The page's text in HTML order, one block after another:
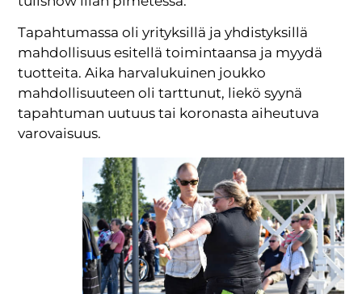
Tapahtumassa oli yrityksillä ja yhdistyksillä
mahdollisuus esitellä toimintaansa ja myydä
tuotteita. Aika harvalukuinen joukko
mahdollisuuteen oli tarttunut, liekö syynä
tapahtuman uutuus tai koronasta aiheutuva
varovaisuus.